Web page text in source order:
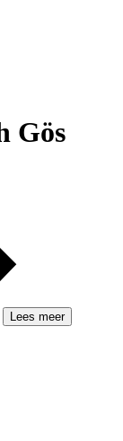
Gös
Lees meer